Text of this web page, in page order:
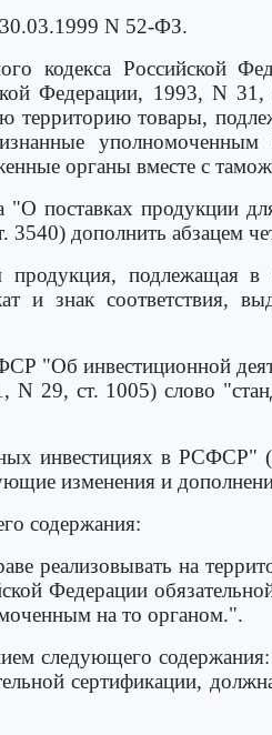
N 52-ФЗ.
кодекса Российской
Федерации, 1993, N
территорию товары,
органы вместе с
"О поставках продукции
3540) дополнить абзацем
продукция, подлежащая
и знак соответствия,
"Об инвестиционной
ст. 1005) слово
инвестициях в РСФСР"
изменения и
содержания:
реализовывать на
Федерации
на то органом.".
следующего
сертификации,